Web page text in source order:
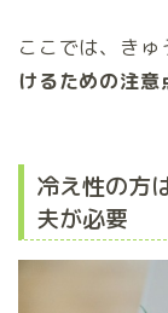
ここでは、きゅ
けるための注意
冷え性の方
夫が必要